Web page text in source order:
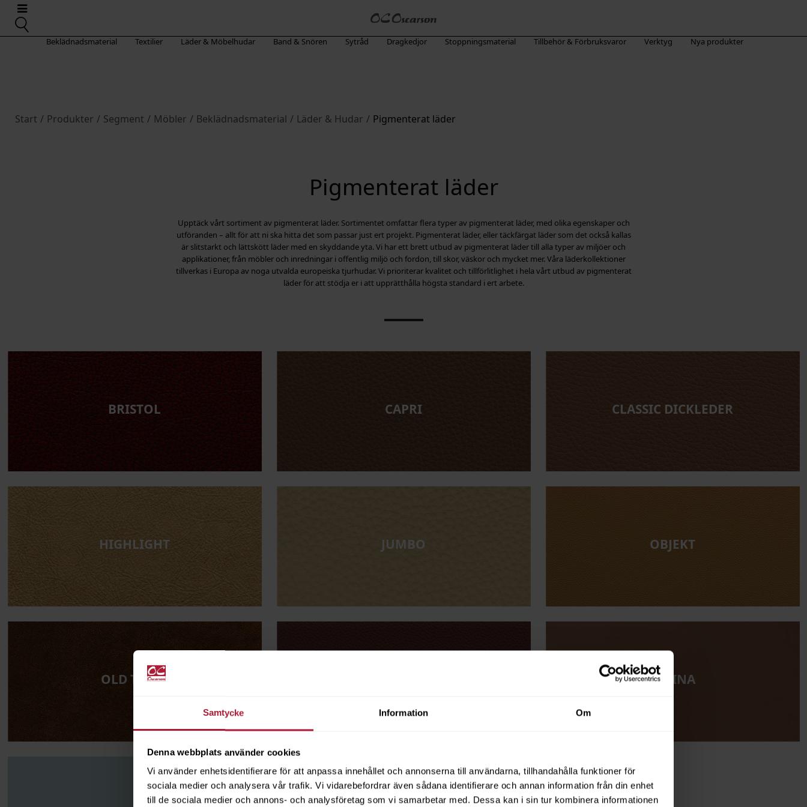
Samtycke Information Om
Denna webbplats använder cookies
Vi använder enhetsidentifierare för att anpassa innehållet och annonserna till användarna, tillhandahålla funktioner för
sociala medier och analysera vår trafik. Vi vidarebefordrar även sådana identifierare och annan information från din enhet
till de sociala medier och annons- och analysföretag som vi samarbetar med. Dessa kan i sin tur kombinera informationen
Beklädnadsmaterial Textilier Läder & Möbelhudar Band & Snören Sytråd Dragkedjor Stoppningsmaterial Tillbehör & Förbruksvaror Verktyg Nya produkter
Start / Produkter / Segment / Möbler / Beklädnadsmaterial / Läder & Hudar / Pigmenterat läder
Pigmenterat läder
Upptäck vårt sortiment av pigmenterat läder. Sortimentet omfattar flera typer av pigmenterat läder, med olika egenskaper och
utföranden – allt för att ni ska hitta det som passar just ert projekt. Pigmenterat läder, eller täckfärgat läder som det också kallas
är slitstarkt och lättskött läder med en skyddande yta. Vi har ett brett utbud av pigmenterat läder till alla typer av miljöer och
applikationer, från möbler och inredningar i offentlig miljö och fordon, till skor, väskor och mycket mer. Våra läderkollektioner
tillverkas i Europa av noga utvalda europeiska tjurhudar. Vi prioriterar kvalitet och tillförlitlighet i hela vårt utbud av pigmenterat
läder för att stödja er i att upprätthålla högsta standard i ert arbete.
BRISTOL CAPRI CLASSIC DICKLEDER
HIGHLIGHT JUMBO OBJEKT
OLD TIMES SATINA